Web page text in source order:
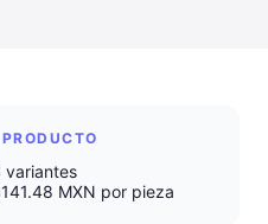
variantes
MXN por pieza